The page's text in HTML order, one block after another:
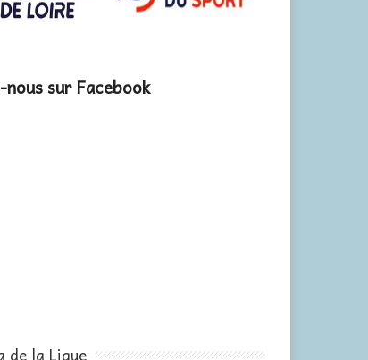
nous sur Facebook
de la Ligue